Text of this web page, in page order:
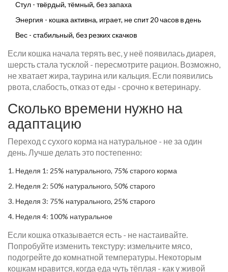
Стул - твёрдый, тёмный, без запаха
Энергия - кошка активна, играет, не спит 20 часов в день
Вес - стабильный, без резких скачков
Если кошка начала терять вес, у неё появилась диарея,
шерсть стала тусклой - пересмотрите рацион. Возможно,
не хватает жира, таурина или кальция. Если появились
рвота, слабость, отказ от еды - срочно к ветеринару.
Сколько времени нужно на
адаптацию
Переход с сухого корма на натуральное - не за один
день. Лучше делать это постепенно:
Неделя 1: 25% натурального, 75% старого корма
Неделя 2: 50% натурального, 50% старого
Неделя 3: 75% натурального, 25% старого
Неделя 4: 100% натуральное
Если кошка отказывается есть - не настаивайте.
Попробуйте изменить текстуру: измельчите мясо,
подогрейте до комнатной температуры. Некоторым
кошкам нравится, когда еда чуть тёплая - как у живой